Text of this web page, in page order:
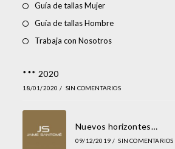
Guía de tallas Mujer
Guía de tallas Hombre
Trabaja con Nosotros
*** 2020
18/01/2020 / SIN COMENTARIOS
Nuevos horizontes…
09/12/2019 / SIN COMENTARIOS